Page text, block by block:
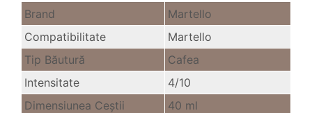
Brand
Martello
Compatibilitate
Martello
Tip Băutură
Cafea
Intensitate
4/10
Dimensiunea Ceştii
40 ml